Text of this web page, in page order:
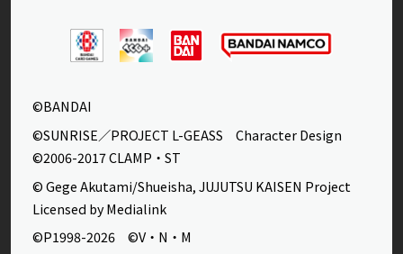
©BANDAI
©SUNRISE／PROJECT L-GEASS Character Design
©2006-2017 CLAMP・ST
© Gege Akutami/Shueisha, JUJUTSU KAISEN Project
Licensed by Medialink
©P1998-2026 ©V・N・M